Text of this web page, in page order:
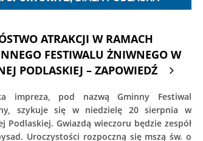
ATRAKCJI W RAMACH
FESTIWALU ŻNIWNEGO W
PODLASKIEJ – ZAPOWIEDŹ
impreza, pod nazwą Gminny Festiwal
szykuje się w niedzielę 20 sierpnia w
Podlaskiej. Gwiazdą wieczoru będzie zespół
Uroczystości rozpoczną się mszą św. o